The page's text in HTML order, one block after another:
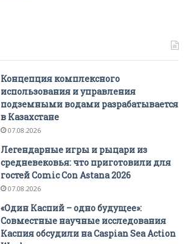
Концепция комплексного
использования и управления
подземными водами разрабатывается
в Казахстане
07.08.2026
Легендарные игры и рыцари из
средневековья: что приготовили для
гостей Comic Con Astana 2026
07.08.2026
«Один Каспий – одно будущее»:
Совместные научные исследования
Каспия обсудили на Caspian Sea Action